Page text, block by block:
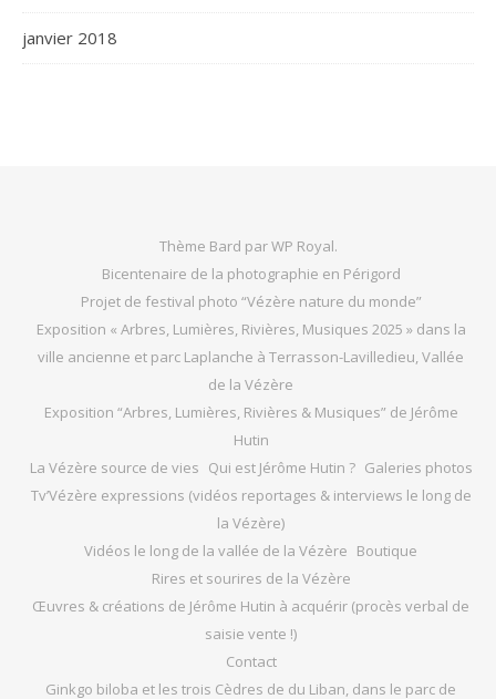
janvier 2018
Thème Bard parWP Royal.
Bicentenaire de la photographie en Périgord
Projet de festival photo “Vézère nature du monde”
Exposition « Arbres, Lumières, Rivières, Musiques 2025 » dans la
ville ancienne et parc Laplanche à Terrasson-Lavilledieu, Vallée
de la Vézère
Exposition “Arbres, Lumières, Rivières & Musiques” de Jérôme
Hutin
La Vézère source de vies Qui est Jérôme Hutin ? Galeries photos
Tv’Vézère expressions (vidéos reportages & interviews le long de
la Vézère)
Vidéos le long de la vallée de la Vézère Boutique
Rires et sourires de la Vézère
Œuvres & créations de Jérôme Hutin à acquérir (procès verbal de
saisie vente !)
Contact
Ginkgo biloba et les trois Cèdres de du Liban, dans le parc de